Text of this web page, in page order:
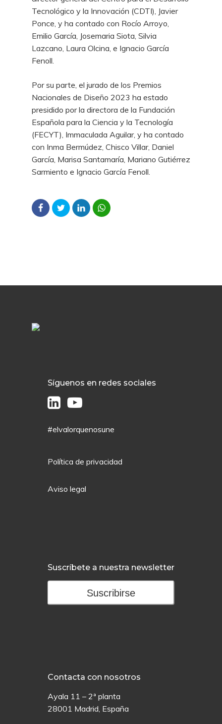
Tecnológico y la Innovación (CDTI), Javier
Ponce, y ha contado con Rocío Arroyo,
Emilio García, Josemaria Siota, Silvia
Lazcano, Laura Olcina, e Ignacio García
Fenoll.
Por su parte, el jurado de los Premios
Nacionales de Diseño 2023 ha estado
presidido por la directora de la Fundación
Española para la Ciencia y la Tecnología
(FECYT), Immaculada Aguilar, y ha contado
con Inma Bermúdez, Chisco Villar, Daniel
García, Marisa Santamaría, Mariano Gutiérrez
Sarmiento e Ignacio García Fenoll.
Síguenos en redes sociales
#elvalorquenosune
Política de privacidad
Aviso legal
Suscríbete a nuestra newsletter
Suscribirse
Contacta con nosotros
Ayala 11 – 2ª planta
28001 Madrid, España